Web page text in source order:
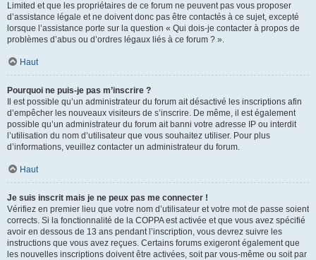
Limited et que les propriétaires de ce forum ne peuvent pas vous proposer
d’assistance légale et ne doivent donc pas être contactés à ce sujet, excepté
lorsque l’assistance porte sur la question « Qui dois-je contacter à propos de
problèmes d’abus ou d’ordres légaux liés à ce forum ? ».
Haut
Pourquoi ne puis-je pas m’inscrire ?
Il est possible qu’un administrateur du forum ait désactivé les inscriptions afin
d’empêcher les nouveaux visiteurs de s’inscrire. De même, il est également
possible qu’un administrateur du forum ait banni votre adresse IP ou interdit
l’utilisation du nom d’utilisateur que vous souhaitez utiliser. Pour plus
d’informations, veuillez contacter un administrateur du forum.
Haut
Je suis inscrit mais je ne peux pas me connecter !
Vérifiez en premier lieu que votre nom d’utilisateur et votre mot de passe soient
corrects. Si la fonctionnalité de la COPPA est activée et que vous avez spécifié
avoir en dessous de 13 ans pendant l’inscription, vous devrez suivre les
instructions que vous avez reçues. Certains forums exigeront également que
les nouvelles inscriptions doivent être activées, soit par vous-même ou soit par